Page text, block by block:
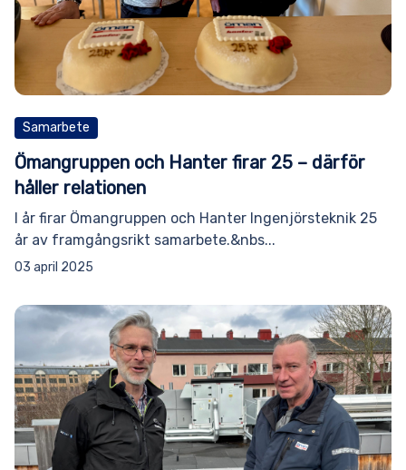
Samarbete
Ömangruppen och Hanter firar 25 – därför
håller relationen
I år firar Ömangruppen och Hanter Ingenjörsteknik 25
år av framgångsrikt samarbete.&nbs...
03 april 2025